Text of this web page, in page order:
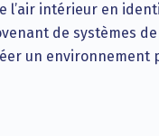
l’air intérieur en
de systèmes
un environnement